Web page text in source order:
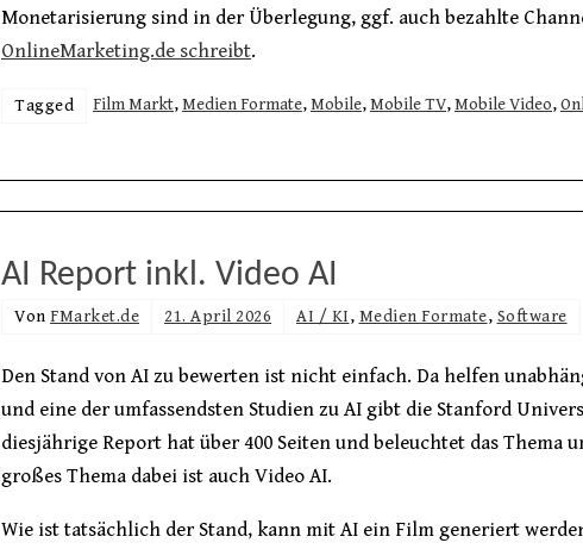
Monetarisierung sind in der Überlegung, ggf. auch bezahlte
OnlineMarketing.de schreibt.
Tagged Film Markt,Medien Formate,Mobile,Mobile TV,Mobile Video,
AI Report inkl. Video AI
Von FMarket.de 21. April 2026 AI / KI, Medien Formate, Software
Den Stand von AI zu bewerten ist nicht einfach. Da helfen
und eine der umfassendsten Studien zu AI gibt die Stanford
diesjährige Report hat über 400 Seiten und beleuchtet das Thema
großes Thema dabei ist auch Video AI.
Wie ist tatsächlich der Stand, kann mit AI ein Film generiert